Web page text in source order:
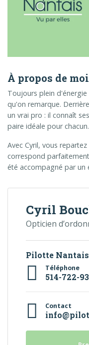
Cyril
Opticien
Pilotte Nantais
Téléphone
514-722-
Contact
À propos de moi
Toujours plein
qu'on remarque.
un vrai pro : il connaît
paire idéale pour chacun.
Avec Cyril, vous
correspond
été accompagné par un